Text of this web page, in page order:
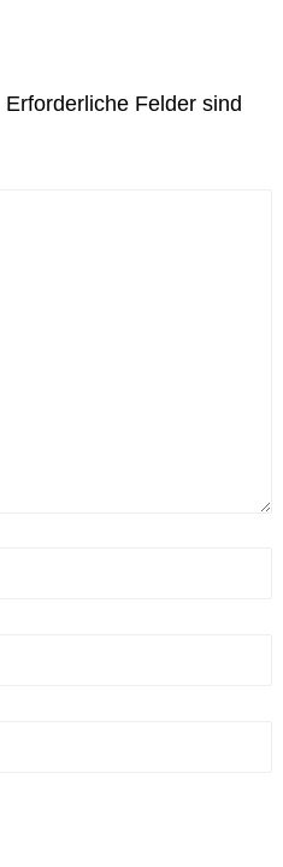
Erforderliche Felder sind